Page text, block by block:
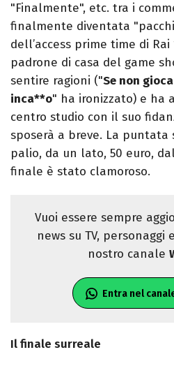
"Finalmente", etc. tra i
finalmente diventata
dell’access prime time di Rai
padrone di casa del game
sentire ragioni ("Se non
inca**o" ha ironizzato) e ha
centro studio con il suo
sposerà a breve. La puntata
palio, da un lato, 50 euro,
finale è stato clamoroso.
Vuoi essere sempre
news su TV, personaggi
nostro canale
Entra nel
Il finale surreale